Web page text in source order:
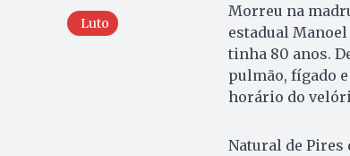
Luto
Morreu na
estadual
tinha 80 anos.
pulmão, fígado
horário do
Natural de Pires